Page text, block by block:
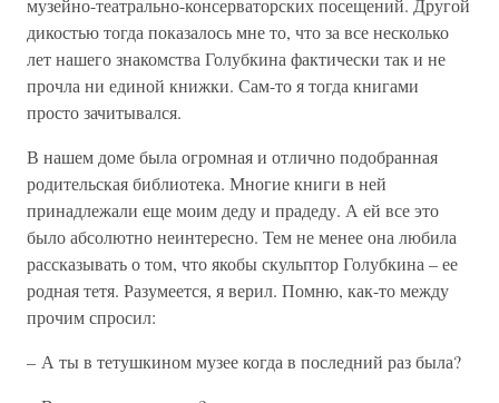
музейно-театрально-консерваторских посещений. Другой
дикостью тогда показалось мне то, что за все несколько
лет нашего знакомства Голубкина фактически так и не
прочла ни единой книжки. Сам-то я тогда книгами
просто зачитывался.
В нашем доме была огромная и отлично подобранная
родительская библиотека. Многие книги в ней
принадлежали еще моим деду и прадеду. А ей все это
было абсолютно неинтересно. Тем не менее она любила
рассказывать о том, что якобы скульптор Голубкина – ее
родная тетя. Разумеется, я верил. Помню, как-то между
прочим спросил:
– А ты в тетушкином музее когда в последний раз была?